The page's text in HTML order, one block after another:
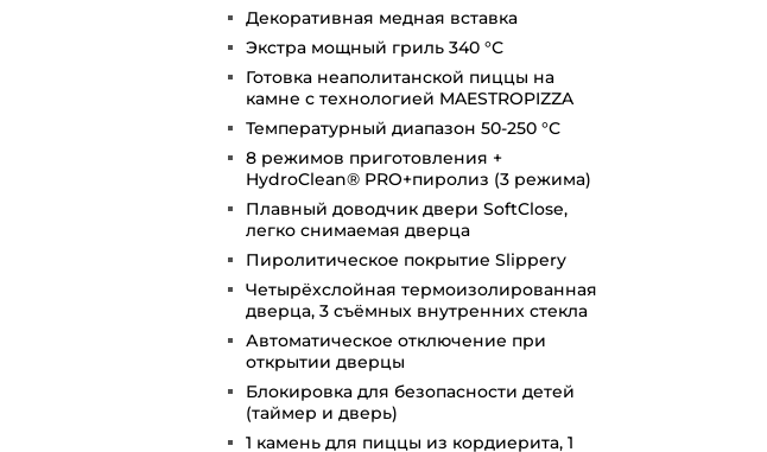
Декоративная медная вставка
Экстра мощный гриль 340 °С
Готовка неаполитанской пиццы на
камне с технологией MAESTROPIZZA
Температурный диапазон 50-250 °С
8 режимов приготовления +
HydroClean® PRO+пиролиз (3 режима)
Плавный доводчик двери SoftClose,
легко снимаемая дверца
Пиролитическое покрытие Slippery
Четырёхслойная термоизолированная
дверца, 3 съёмных внутренних стекла
Автоматическое отключение при
открытии дверцы
Блокировка для безопасности детей
(таймер и дверь)
1 камень для пиццы из кордиерита, 1